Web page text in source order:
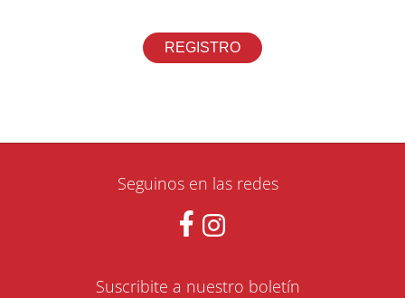
Seguinos en las redes
Suscribite a nuestro boletín